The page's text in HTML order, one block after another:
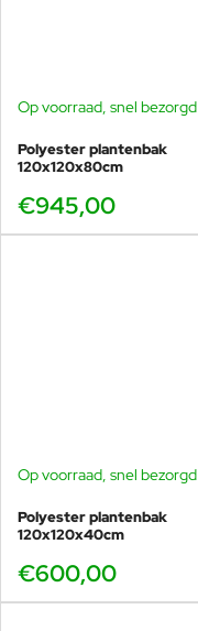
Op voorraad, snel bezorgd
Polyester plantenbak
120x120x80cm
€945,00
Op voorraad, snel bezorgd
Polyester plantenbak
120x120x40cm
€600,00